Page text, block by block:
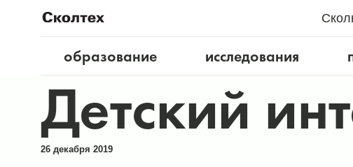
образование
исследования
Детский
26 декабря 2019